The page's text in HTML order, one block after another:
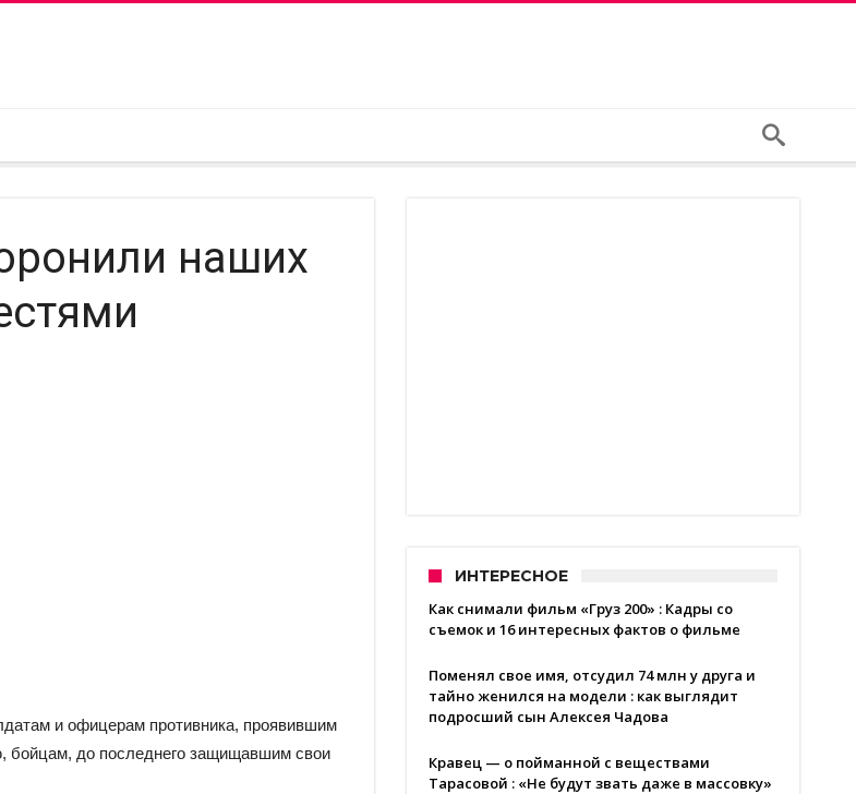
наших
и офицерам противника, проявившим
бойцам, до последнего защищавшим свои
ИНТЕРЕСНОЕ
Как снимали фильм «Груз 200» : Кадры со
съемок и 16 интересных фактов о фильме
Поменял свое имя, отсудил 74 млн у друга и
тайно женился на модели : как выглядит
подросший сын Алексея Чадова
Кравец — о пойманной с веществами
Тарасовой : «Не будут звать даже в массовку»